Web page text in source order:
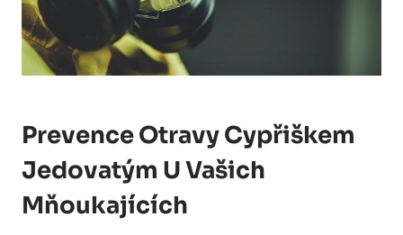
Prevence Otravy Cypřiškem
Jedovatým U Vašich
Mňoukajících